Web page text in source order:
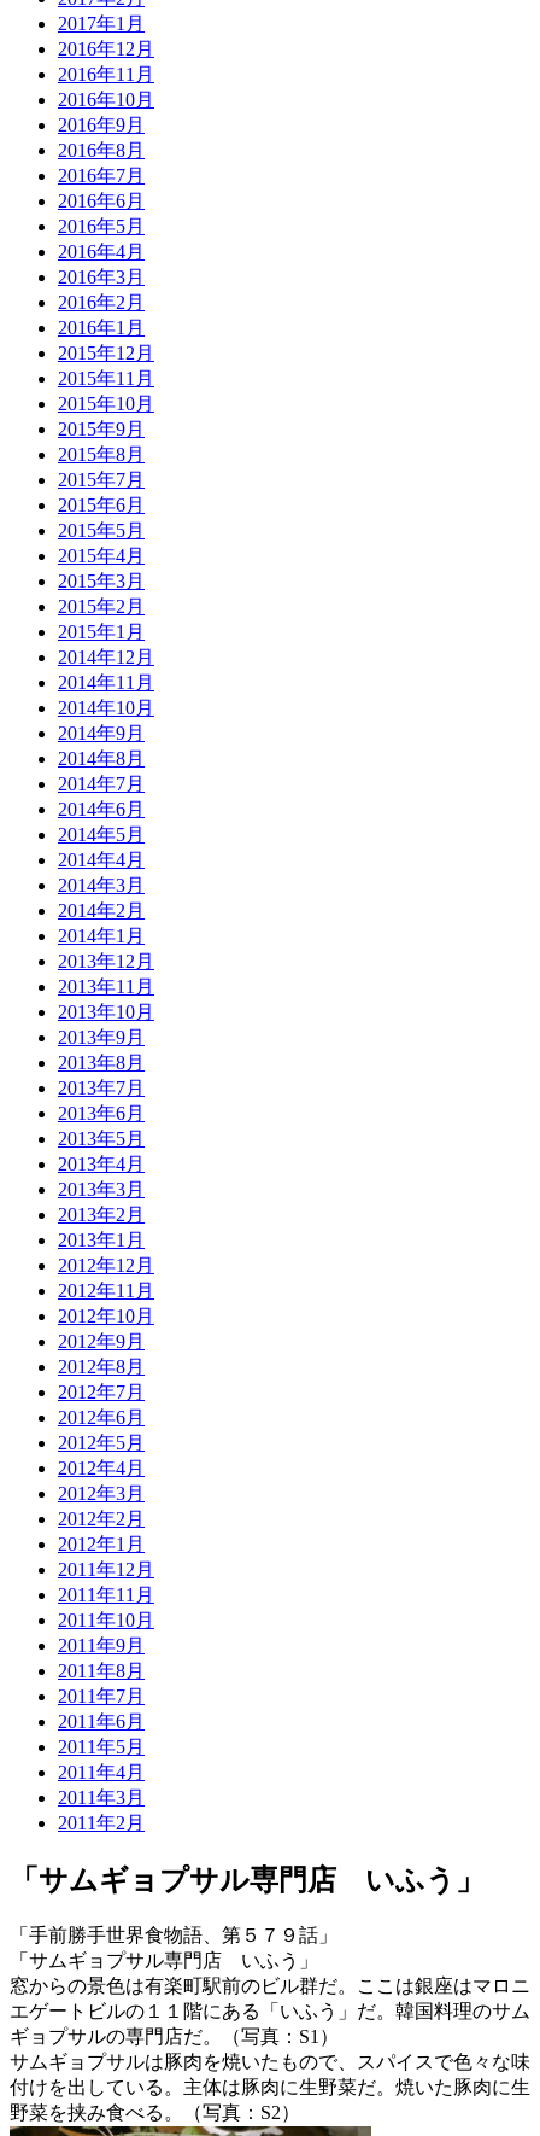
2017年1月
2016年12月
2016年11月
2016年10月
2016年9月
2016年8月
2016年7月
2016年6月
2016年5月
2016年4月
2016年3月
2016年2月
2016年1月
2015年12月
2015年11月
2015年10月
2015年9月
2015年8月
2015年7月
2015年6月
2015年5月
2015年4月
2015年3月
2015年2月
2015年1月
2014年12月
2014年11月
2014年10月
2014年9月
2014年8月
2014年7月
2014年6月
2014年5月
2014年4月
2014年3月
2014年2月
2014年1月
2013年12月
2013年11月
2013年10月
2013年9月
2013年8月
2013年7月
2013年6月
2013年5月
2013年4月
2013年3月
2013年2月
2013年1月
2012年12月
2012年11月
2012年10月
2012年9月
2012年8月
2012年7月
2012年6月
2012年5月
2012年4月
2012年3月
2012年2月
2012年1月
2011年12月
2011年11月
2011年10月
2011年9月
2011年8月
2011年7月
2011年6月
2011年5月
2011年4月
2011年3月
2011年2月
「サムギョプサル専門店 いふう」
「手前勝手世界食物語、第５７９話」
「サムギョプサル専門店 いふう」
窓からの景色は有楽町駅前のビル群だ。ここは銀座はマロニ
エゲートビルの１１階にある「いふう」だ。韓国料理のサム
ギョプサルの専門店だ。（写真：S1）
サムギョプサルは豚肉を焼いたもので、スパイスで色々な味
付けを出している。主体は豚肉に生野菜だ。焼いた豚肉に生
野菜を挟み食べる。（写真：S2）